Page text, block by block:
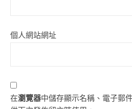
個人網站網址
在瀏覽器中儲存顯示名稱、電子郵